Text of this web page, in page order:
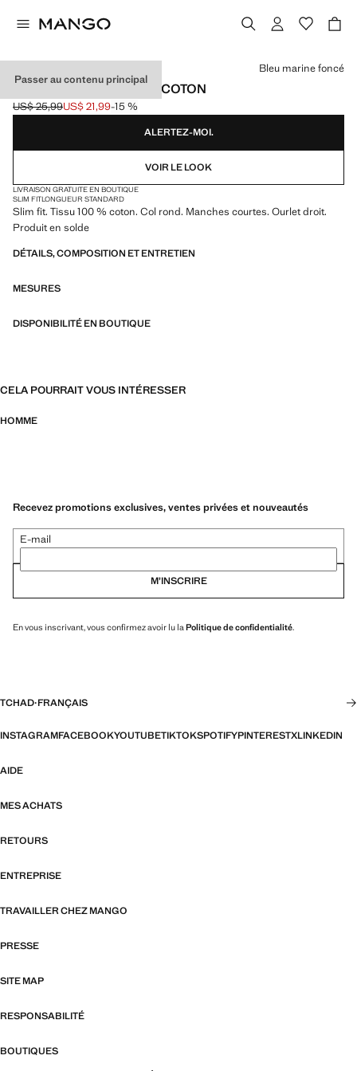
Passer au contenu principal
T-SHIRT SLIM-FIT 100 % COTON
Prix initial barré [US$ 25,99 ]
US$ 25,99
Prix actuel [US$ 21,99 ]
US$ 21,99-15 %
Choisissez une couleur
Bleu marine foncé
ALERTEZ-MOI.
VOIR LE LOOK
LIVRAISON GRATUITE EN BOUTIQUE
SLIM FITLONGUEUR STANDARD
Slim fit. Tissu 100 % coton. Col rond. Manches courtes. Ourlet droit.
Produit en solde
DÉTAILS, COMPOSITION ET ENTRETIEN
MESURES
DISPONIBILITÉ EN BOUTIQUE
CELA POURRAIT VOUS INTÉRESSER
HOMME
Recevez promotions exclusives, ventes privées et nouveautés
E-mail
M’INSCRIRE
En vous inscrivant, vous confirmez avoir lu la Politique de confidentialité.
TCHAD·FRANÇAIS
INSTAGRAMFACEBOOKYOUTUBETIKTOKSPOTIFYPINTERESTXLINKEDIN
AIDE
MES ACHATS
RETOURS
ENTREPRISE
TRAVAILLER CHEZ MANGO
PRESSE
SITE MAP
RESPONSABILITÉ
BOUTIQUES